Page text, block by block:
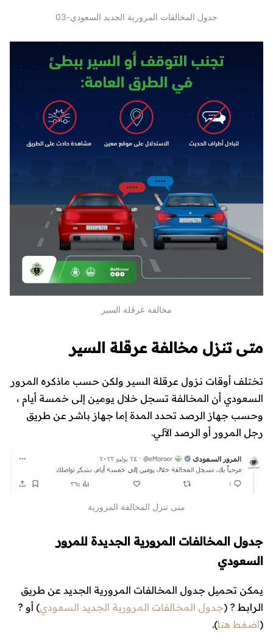
جدول المخالفات المرورية الجديد السعودي-03
مخالفة عرقلة السير
متى تنزل مخالفة عرقلة السير
تختلف أوقات نزول عرقلة السير ولكن حسب ماذكره المرور
السعودي أن المخالفة تسجل خلال يومين إلى خمسة أيام ،
وحسب جهاز الرصد تحدد المدة إما جهاز باشر عن طريق
رجل المرور أو الرصد الآلي.
متى تنزل المخالفة المرورية
جدول المخالفات المرورية الجديدة للمرور
السعودي
يمكن تحميل جدول المخالفات المرورية الجديد عن طريق
الرابط ? (جدول المخالفات المرورية الجديد السعودي) أو ?
(اضغط هنا).